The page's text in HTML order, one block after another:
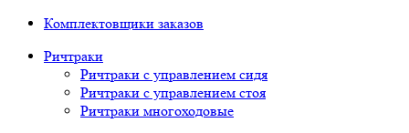
Комплектовщики заказов
Ричтраки
Ричтраки с управлением сидя
Ричтраки с управлением стоя
Ричтраки многоходовые